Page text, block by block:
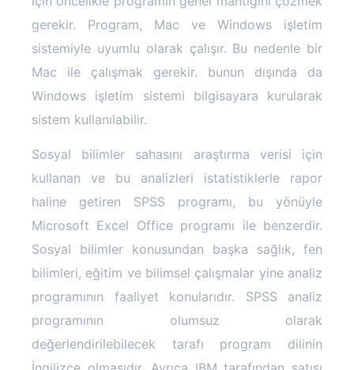
gerekir. Program, Mac ve Windows işletim
sistemiyle uyumlu olarak çalışır. Bu nedenle bir
Mac ile çalışmak gerekir. bunun dışında da
Windows işletim sistemi bilgisayara kurularak
sistem kullanılabilir.
Sosyal bilimler sahasını araştırma verisi için
kullanan ve bu analizleri istatistiklerle rapor
haline getiren SPSS programı, bu yönüyle
Microsoft Excel Office programı ile benzerdir.
Sosyal bilimler konusundan başka sağlık, fen
bilimleri, eğitim ve bilimsel çalışmalar yine analiz
programının faaliyet konularıdır. SPSS analiz
programının olumsuz olarak
değerlendirilebilecek tarafı program dilinin